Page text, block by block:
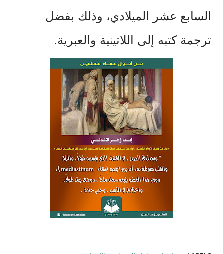
السابع عشر الميلادي، وذلك بفضل
ترجمة كتبه إلى اللاتينية والعبرية.